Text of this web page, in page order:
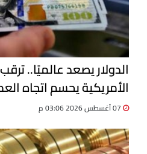
الدولار يصعد عالميًا..
الأمريكية يحسم اتجاه